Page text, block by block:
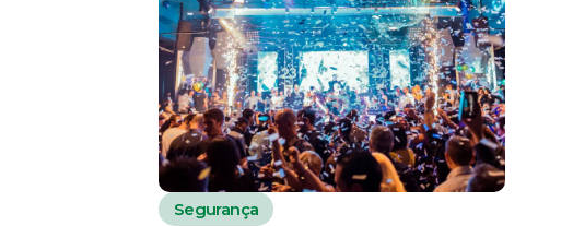
Segurança